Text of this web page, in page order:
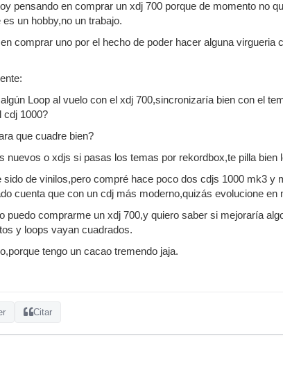
pensando en comprar un xdj 700 porque de momento no
un hobby,no un trabajo.
comprar uno por el hecho de poder hacer alguna virgueria
Loop al vuelo con el xdj 700,sincronizaría bien con el
cdj 1000?
que cuadre bien?
nuevos o xdjs si pasas los temas por rekordbox,te pilla bien
sido de vinilos,pero compré hace poco dos cdjs 1000 mk3 y
cuenta que con un cdj más moderno,quizás evolucione
puedo comprarme un xdj 700,y quiero saber si mejoraría
y loops vayan cuadrados.
tengo un cacao tremendo jaja.
Citar